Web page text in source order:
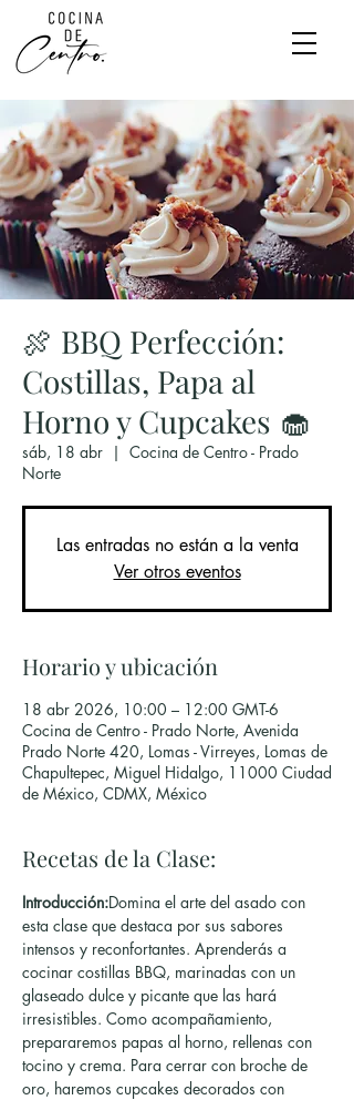
🍖 BBQ Perfección:
Costillas, Papa al
Horno y Cupcakes 🧁
sáb, 18 abr
  |
Cocina de Centro - Prado
Norte
Las entradas no están a la venta
Ver otros eventos
Horario y ubicación
18 abr 2026, 10:00 – 12:00 GMT-6
Cocina de Centro - Prado Norte, Avenida
Prado Norte 420, Lomas - Virreyes, Lomas de
Chapultepec, Miguel Hidalgo, 11000 Ciudad
de México, CDMX, México
Recetas de la Clase:
Introducción:Domina el arte del asado con
esta clase que destaca por sus sabores
intensos y reconfortantes. Aprenderás a
cocinar costillas BBQ, marinadas con un
glaseado dulce y picante que las hará
irresistibles. Como acompañamiento,
prepararemos papas al horno, rellenas con
tocino y crema. Para cerrar con broche de
oro, haremos cupcakes decorados con